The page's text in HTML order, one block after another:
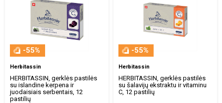
-55%
Herbitassin
HERBITASSIN, gerklės pastilės
su islandine kerpena ir
juodaisiais serbentais, 12
pastilių
-55%
Herbitassin
HERBITASSIN, gerklės pastilės
su šalavijų ekstraktu ir vitaminu
C, 12 pastilių